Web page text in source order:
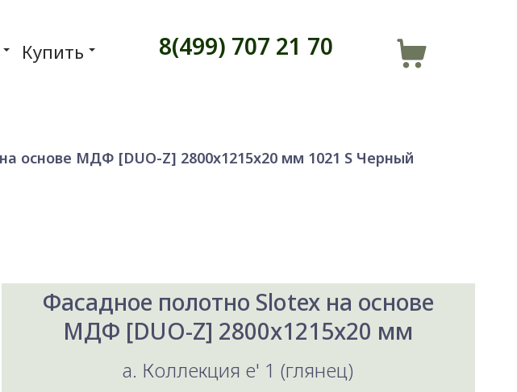
Купить 8(499) 707 21 70
основе МДФ [DUO-Z] 2800x1215x20 мм 1021 S Черный
Фасадное полотно Slotex на основе
МДФ [DUO-Z] 2800x1215x20 мм
a. Коллекция e' 1 (глянец)